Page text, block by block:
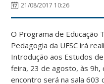
21/08/2017 10:26
O Programa de Educação
Pedagogia da UFSC irá
Introdução aos Estudos
feira, 23 de agosto, às 9h,
encontro será na sala 603